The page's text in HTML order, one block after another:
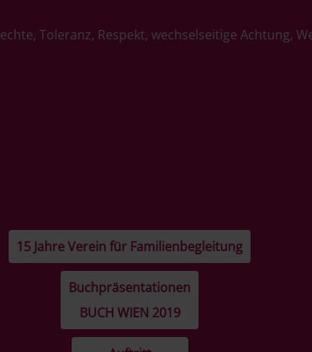
Toleranz, Respekt, wechselseitige Achtung,
15 Jahre Verein für Familienbegleitung
Buchpräsentationen
BUCH WIEN 2019